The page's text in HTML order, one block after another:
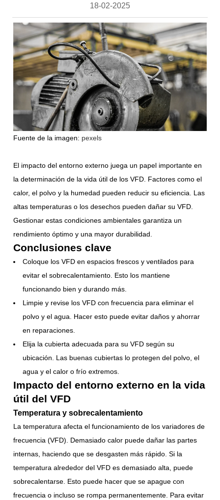
18-02-2025
Fuente de la imagen: pexels
El impacto del entorno externo juega un papel importante en
la determinación de la vida útil de los VFD. Factores como el
calor, el polvo y la humedad pueden reducir su eficiencia. Las
altas temperaturas o los desechos pueden dañar su VFD.
Gestionar estas condiciones ambientales garantiza un
rendimiento óptimo y una mayor durabilidad.
Conclusiones clave
Coloque los VFD en espacios frescos y ventilados para
evitar el sobrecalentamiento. Esto los mantiene
funcionando bien y durando más.
Limpie y revise los VFD con frecuencia para eliminar el
polvo y el agua. Hacer esto puede evitar daños y ahorrar
en reparaciones.
Elija la cubierta adecuada para su VFD según su
ubicación. Las buenas cubiertas lo protegen del polvo, el
agua y el calor o frío extremos.
Impacto del entorno externo en la vida
útil del VFD
Temperatura y sobrecalentamiento
La temperatura afecta el funcionamiento de los variadores de
frecuencia (VFD). Demasiado calor puede dañar las partes
internas, haciendo que se desgasten más rápido. Si la
temperatura alrededor del VFD es demasiado alta, puede
sobrecalentarse. Esto puede hacer que se apague con
frecuencia o incluso se rompa permanentemente. Para evitar